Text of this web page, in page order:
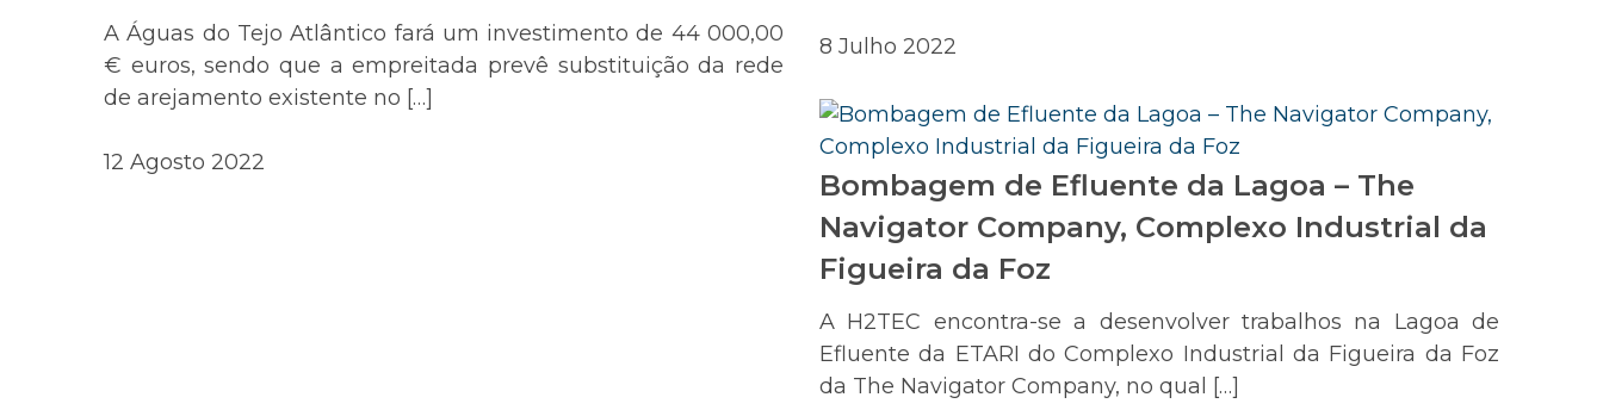
A Águas do Tejo Atlântico fará um investimento de 44 000,00
€ euros, sendo que a empreitada prevê substituição da rede
de arejamento existente no […]
12 Agosto 2022
8 Julho 2022
Bombagem de Efluente da Lagoa – The
Navigator Company, Complexo Industrial da
Figueira da Foz
A H2TEC encontra-se a desenvolver trabalhos na Lagoa de
Efluente da ETARI do Complexo Industrial da Figueira da Foz
da The Navigator Company, no qual […]